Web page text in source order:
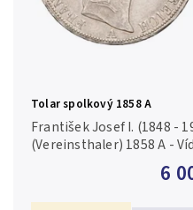
Tolar spolkový 1858 A
6
František Josef I. (1848 -
(Vereinsthaler) 1858 A -
zachovalost, téměř plný